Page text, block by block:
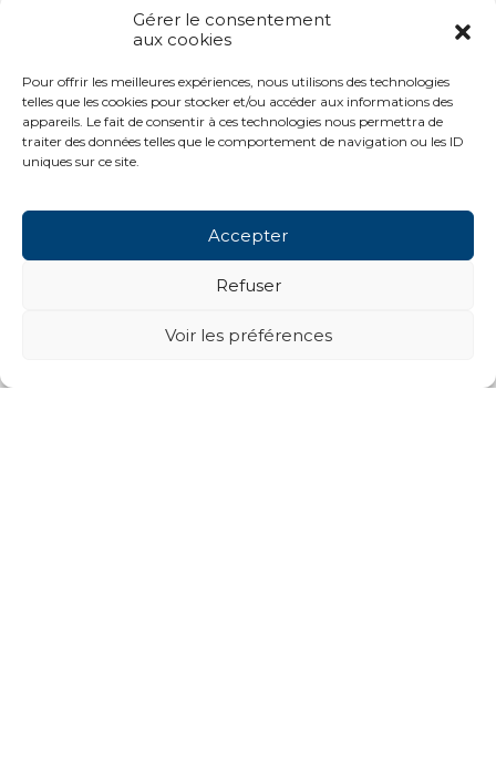
Gérer le consentement
aux cookies
Pour offrir les meilleures expériences, nous utilisons des technologies
telles que les cookies pour stocker et/ou accéder aux informations des
appareils. Le fait de consentir à ces technologies nous permettra de
traiter des données telles que le comportement de navigation ou les ID
uniques sur ce site.
Accepter
Refuser
Voir les préférences
Projets suivants